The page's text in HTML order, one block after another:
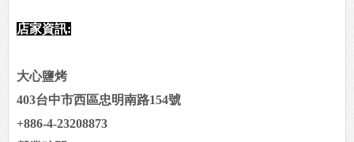
店家資訊:
大心鹽烤
403台中市西區忠明南路154號
+886-4-23208873